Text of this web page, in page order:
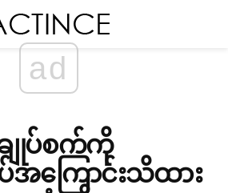
ad
ျုပ်စက်ကို
ကြောင်းသိထား